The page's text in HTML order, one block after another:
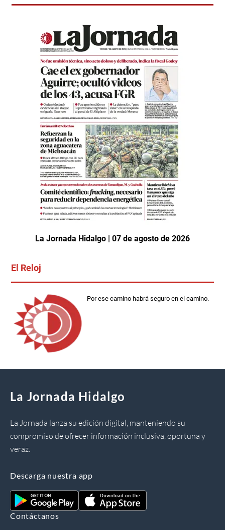
La Jornada Hidalgo | 07 de agosto de 2026
El Reloj
Por ese camino habrá seguro en el camino.
La Jornada Hidalgo
La Jornada lanza su edición digital, manteniendo su
compromiso de ofrecer información inclusiva, oportuna y
veraz.
Descarga nuestra app
Contáctanos